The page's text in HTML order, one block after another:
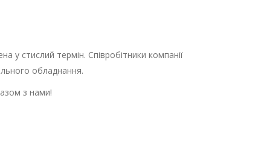
у стислий термін. Співробітники компанії
обладнання.
з нами!